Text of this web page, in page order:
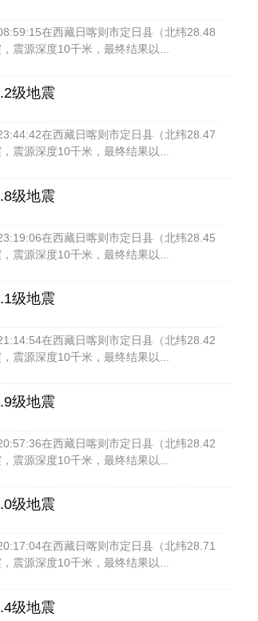
在西藏日喀则市定日县（北纬28.48
震源深度10千米，最终结果以...
级地震
在西藏日喀则市定日县（北纬28.47
震源深度10千米，最终结果以...
级地震
在西藏日喀则市定日县（北纬28.45
震源深度10千米，最终结果以...
级地震
在西藏日喀则市定日县（北纬28.42
震源深度10千米，最终结果以...
级地震
在西藏日喀则市定日县（北纬28.42
震源深度10千米，最终结果以...
级地震
在西藏日喀则市定日县（北纬28.71
震源深度10千米，最终结果以...
级地震